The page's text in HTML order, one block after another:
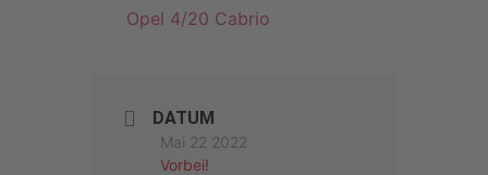
Opel 4/20 Cabrio
DATUM
Mai 22 2022
Vorbei!